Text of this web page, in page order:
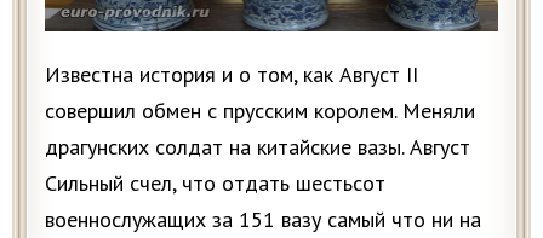
Известна история и о том, как Август II
совершил обмен с прусским королем. Меняли
драгунских солдат на китайские вазы. Август
Сильный счел, что отдать шестьсот
военнослужащих за 151 вазу самый что ни на